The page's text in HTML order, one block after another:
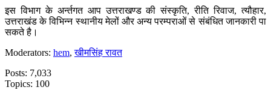
इस विभाग के अर्न्तगत आप उत्तराखण्ड की संस्कृति, रीति रिवाज, त्यौहार,
उत्तराखंड के विभिन्न स्थानीय मेलों और अन्य परम्पराओं से संबंधित जानकारी पा
सकते है।
Moderators: hem,खीमसिंह रावत
Posts: 7,033
Topics: 100